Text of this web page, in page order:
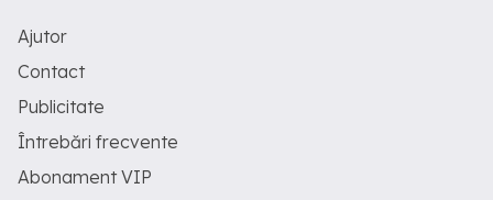
Ajutor
Contact
Publicitate
Întrebări frecvente
Abonament VIP